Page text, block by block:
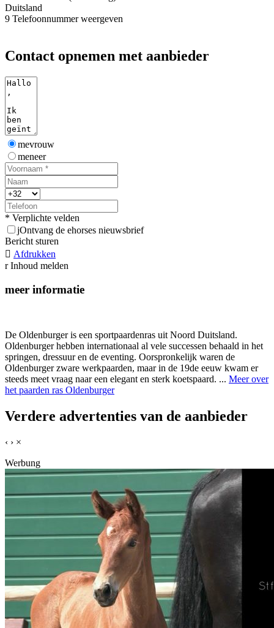
Duitsland
9 Telefoonnummer weergeven
Contact opnemen met aanbieder
mevrouw
meneer
* Verplichte velden
jOntvang de ehorses nieuwsbrief
Bericht sturen
 Afdrukken
r Inhoud melden
meer informatie
De Oldenburger is een sportpaardenras uit Noord Duitsland.
Oldenburger hebben internationaal al vele successen behaald in het
springen, dressuur en de eventing. Oorspronkelijk waren de
Oldenburger zware werkpaarden, maar in de 19de eeuw kwam er
steeds meet vraag naar een elegant en sterk koetspaard. ... Meer over
het paarden ras Oldenburger
Verdere advertenties van de aanbieder
‹ › ×
Werbung